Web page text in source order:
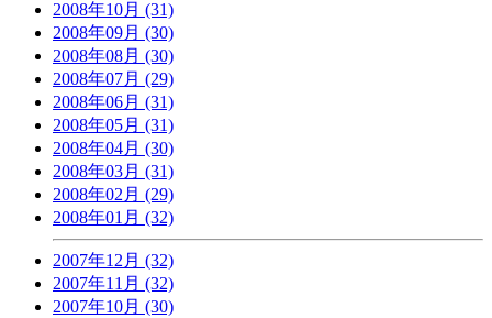
2008年10月 (31)
2008年09月 (30)
2008年08月 (30)
2008年07月 (29)
2008年06月 (31)
2008年05月 (31)
2008年04月 (30)
2008年03月 (31)
2008年02月 (29)
2008年01月 (32)
2007年12月 (32)
2007年11月 (32)
2007年10月 (30)